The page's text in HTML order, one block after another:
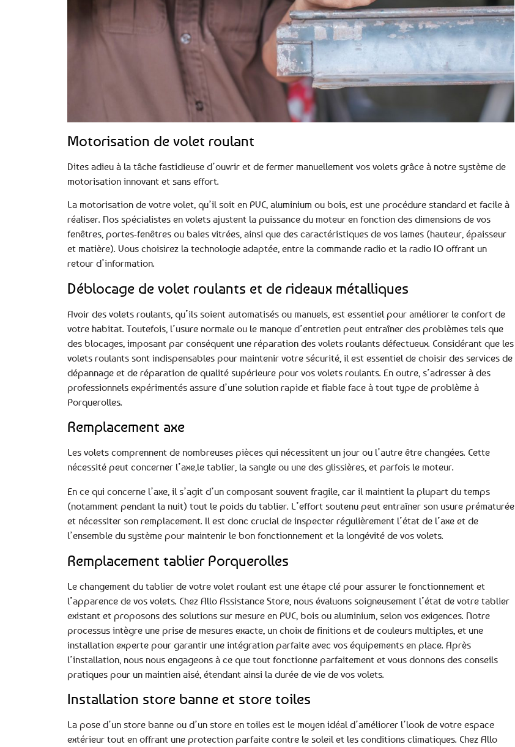
Motorisation de volet roulant
Dites adieu à la tâche fastidieuse d’ouvrir et de fermer manuellement vos volets grâce à notre système de
motorisation innovant et sans effort.
La motorisation de votre volet, qu’il soit en PVC, aluminium ou bois, est une procédure standard et facile à
réaliser. Nos spécialistes en volets ajustent la puissance du moteur en fonction des dimensions de vos
fenêtres, portes-fenêtres ou baies vitrées, ainsi que des caractéristiques de vos lames (hauteur, épaisseur
et matière). Vous choisirez la technologie adaptée, entre la commande radio et la radio IO offrant un
retour d’information.
Déblocage de volet roulants et de rideaux métalliques
Avoir des volets roulants, qu’ils soient automatisés ou manuels, est essentiel pour améliorer le confort de
votre habitat. Toutefois, l’usure normale ou le manque d’entretien peut entraîner des problèmes tels que
des blocages, imposant par conséquent une réparation des volets roulants défectueux. Considérant que les
volets roulants sont indispensables pour maintenir votre sécurité, il est essentiel de choisir des services de
dépannage et de réparation de qualité supérieure pour vos volets roulants. En outre, s’adresser à des
professionnels expérimentés assure d’une solution rapide et fiable face à tout type de problème à
Porquerolles.
Remplacement axe
Les volets comprennent de nombreuses pièces qui nécessitent un jour ou l’autre être changées. Cette
nécessité peut concerner l’axe,le tablier, la sangle ou une des glissières, et parfois le moteur.
En ce qui concerne l’axe, il s’agit d’un composant souvent fragile, car il maintient la plupart du temps
(notamment pendant la nuit) tout le poids du tablier. L’effort soutenu peut entraîner son usure prématurée
et nécessiter son remplacement. Il est donc crucial de inspecter régulièrement l’état de l’axe et de
l’ensemble du système pour maintenir le bon fonctionnement et la longévité de vos volets.
Remplacement tablier Porquerolles
Le changement du tablier de votre volet roulant est une étape clé pour assurer le fonctionnement et
l’apparence de vos volets. Chez Allo Assistance Store, nous évaluons soigneusement l’état de votre tablier
existant et proposons des solutions sur mesure en PVC, bois ou aluminium, selon vos exigences. Notre
processus intègre une prise de mesures exacte, un choix de finitions et de couleurs multiples, et une
installation experte pour garantir une intégration parfaite avec vos équipements en place. Après
l’installation, nous nous engageons à ce que tout fonctionne parfaitement et vous donnons des conseils
pratiques pour un maintien aisé, étendant ainsi la durée de vie de vos volets.
Installation store banne et store toiles
La pose d’un store banne ou d’un store en toiles est le moyen idéal d’améliorer l’look de votre espace
extérieur tout en offrant une protection parfaite contre le soleil et les conditions climatiques. Chez Allo